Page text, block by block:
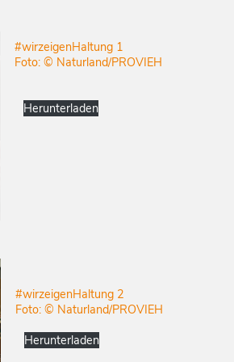
#wirzeigenHaltung 1
Foto: © Naturland/PROVIEH
Herunterladen
#wirzeigenHaltung 2
Foto: © Naturland/PROVIEH
Herunterladen